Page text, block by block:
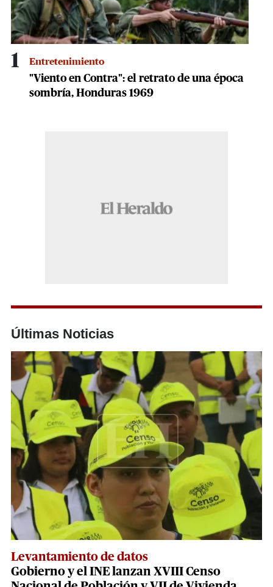
1 Entretenimiento
"Viento en Contra": el retrato de una época
sombría, Honduras 1969
Últimas Noticias
Levantamiento de datos
Gobierno y el INE lanzan XVIII Censo